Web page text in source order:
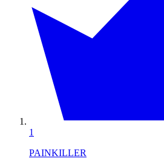
1
PAINKILLER